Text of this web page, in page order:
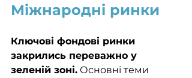
Міжнародні ринки
Ключові фондові ринки
закрились переважно у
зеленій зоні. Основні теми